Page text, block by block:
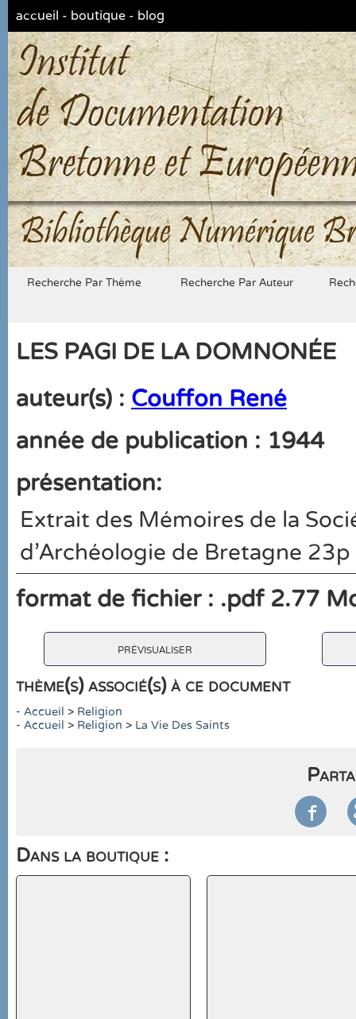
accueil - boutique - blog
Bibliothèque Numérique
Recherche Par Thème Recherche Par Auteur
LES PAGI DE LA DOMNONÉE
auteur(s) : Couffon René
année de publication : 1944
présentation:
Extrait des Mémoires de la
d'Archéologie de Bretagne 23p
format de fichier : .pdf 2.77
prévisualiser
thème(s) associé(s) à ce document
- Accueil > Religion
- Accueil > Religion > La Vie Des Saints

Dans la boutique :